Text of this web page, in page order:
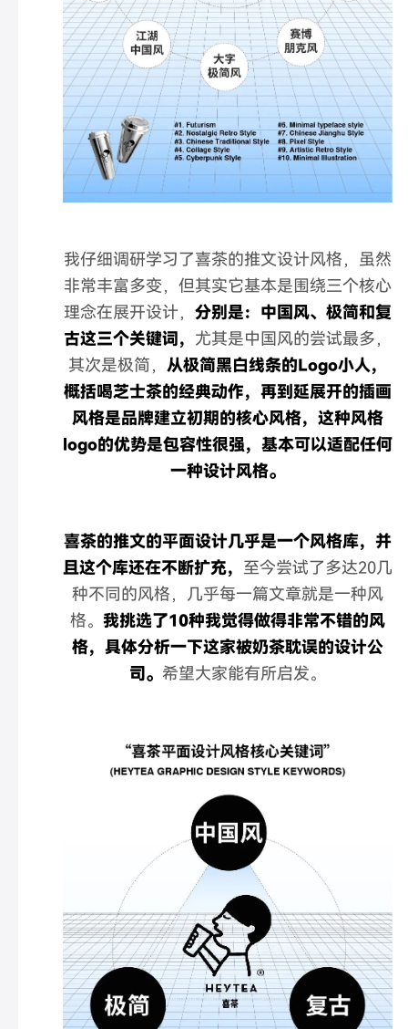
我仔细调研学习了喜茶的推文设计风格，虽然
非常丰富多变，但其实它基本是围绕三个核心
理念在展开设计， 分别是：中国风、极简和复
古这三个关键词， 尤其是中国风的尝试最多，
其次是极简， 从极简黑白线条的Logo小人，
概括喝芝士茶的经典动作，再到延展开的插画
风格是品牌建立初期的核心风格，这种风格
logo的优势是包容性很强，基本可以适配任何
一种设计风格。
喜茶的推文的平面设计几乎是一个风格库，并
且这个库还在不断扩充， 至今尝试了多达20几
种不同的风格，几乎每一篇文章就是一种风
格。 我挑选了10种我觉得做得非常不错的风
格，具体分析一下这家被奶茶耽误的设计公
司。 希望大家能有所启发。